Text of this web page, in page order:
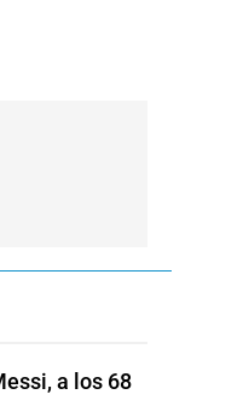
a los 68